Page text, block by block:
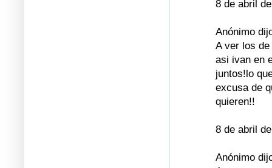
8 de abril
Anónimo
A ver los
asi ivan en
juntos!lo
excusa de
quieren!!
8 de abril
Anónimo